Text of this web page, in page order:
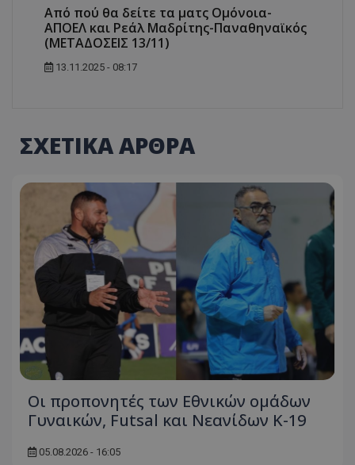
Από πού θα δείτε τα ματς Ομόνοια-
ΑΠΟΕΛ και Ρεάλ Μαδρίτης-Παναθηναϊκός
(ΜΕΤΑΔΟΣΕΙΣ 13/11)
13.11.2025 - 08:17
ΣΧΕΤΙΚΑ ΑΡΘΡΑ
Οι προπονητές των Εθνικών ομάδων
Γυναικών, Futsal και Νεανίδων Κ-19
05.08.2026 - 16:05